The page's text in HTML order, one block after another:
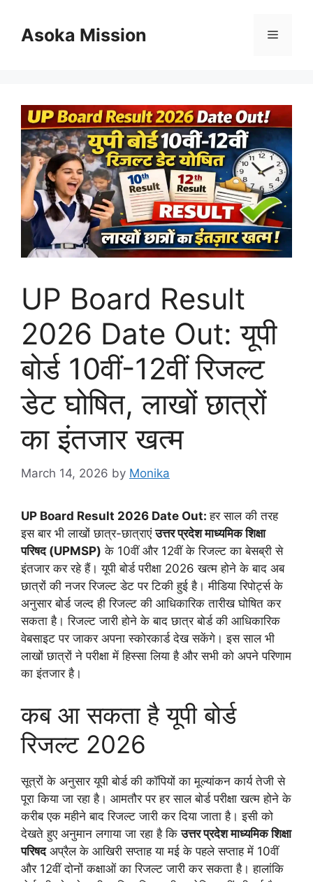
contentAsoka Mission Menu
UP Board Result
2026 Date Out: यूपी
बोर्ड 10वीं-12वीं रिजल्ट
डेट घोषित, लाखों छात्रों
का इंतजार खत्म
March 14, 2026 by Monika
UP Board Result 2026 Date Out:हर साल की तरह
इस बार भी लाखों छात्र-छात्राएंउत्तर प्रदेश माध्यमिक शिक्षा
परिषद (UPMSP) के 10वीं और 12वीं के रिजल्ट का बेसब्री से
इंतजार कर रहे हैं। यूपी बोर्ड परीक्षा 2026 खत्म होने के बाद अब
छात्रों की नजर रिजल्ट डेट पर टिकी हुई है। मीडिया रिपोर्ट्स के
अनुसार बोर्ड जल्द ही रिजल्ट की आधिकारिक तारीख घोषित कर
सकता है। रिजल्ट जारी होने के बाद छात्र बोर्ड की आधिकारिक
वेबसाइट पर जाकर अपना स्कोरकार्ड देख सकेंगे। इस साल भी
लाखों छात्रों ने परीक्षा में हिस्सा लिया है और सभी को अपने परिणाम
का इंतजार है।
कब आ सकता है यूपी बोर्ड
रिजल्ट 2026
सूत्रों के अनुसार यूपी बोर्ड की कॉपियों का मूल्यांकन कार्य तेजी से
पूरा किया जा रहा है। आमतौर पर हर साल बोर्ड परीक्षा खत्म होने के
करीब एक महीने बाद रिजल्ट जारी कर दिया जाता है। इसी को
देखते हुए अनुमान लगाया जा रहा है किउत्तर प्रदेश माध्यमिक शिक्षा
परिषदअप्रैल के आखिरी सप्ताह या मई के पहले सप्ताह में 10वीं
और 12वीं दोनों कक्षाओं का रिजल्ट जारी कर सकता है। हालांकि